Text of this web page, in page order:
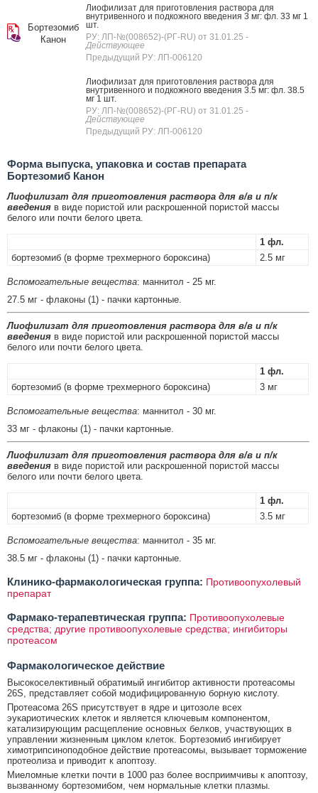
Бортезомиб
Канон
Лиофилизат для приготовления раствора для
внутривенного и подкожного введения 3 мг: фл. 33 мг 1
шт.
РУ: ЛП-№(008652)-(РГ-RU) от 31.01.25 -
Действующее
Предыдущий РУ: ЛП-006120
Лиофилизат для приготовления раствора для
внутривенного и подкожного введения 3.5 мг: фл. 38.5
мг 1 шт.
РУ: ЛП-№(008652)-(РГ-RU) от 31.01.25 -
Действующее
Предыдущий РУ: ЛП-006120
Форма выпуска, упаковка и состав препарата
Бортезомиб Канон
Лиофилизат для приготовления раствора для в/в и п/к
введения в виде пористой или раскрошенной пористой массы
белого или почти белого цвета.
1 фл.
бортезомиб (в форме трехмерного бороксина)
2.5 мг
Вспомогательные вещества: маннитол - 25 мг.
27.5 мг - флаконы (1) - пачки картонные.
Лиофилизат для приготовления раствора для в/в и п/к
введения в виде пористой или раскрошенной пористой массы
белого или почти белого цвета.
1 фл.
бортезомиб (в форме трехмерного бороксина)
3 мг
Вспомогательные вещества: маннитол - 30 мг.
33 мг - флаконы (1) - пачки картонные.
Лиофилизат для приготовления раствора для в/в и п/к
введения в виде пористой или раскрошенной пористой массы
белого или почти белого цвета.
1 фл.
бортезомиб (в форме трехмерного бороксина)
3.5 мг
Вспомогательные вещества: маннитол - 35 мг.
38.5 мг - флаконы (1) - пачки картонные.
Клинико-фармакологическая группа: Противоопухолевый
препарат
Фармако-терапевтическая группа: Противоопухолевые
средства; другие противоопухолевые средства; ингибиторы
протеасом
Фармакологическое действие
Высокоселективный обратимый ингибитор активности протеасомы
26S, представляет собой модифицированную борную кислоту.
Протеасома 26S присутствует в ядре и цитозоле всех
эукариотических клеток и является ключевым компонентом,
катализирующим расщепление основных белков, участвующих в
управлении жизненным циклом клеток. Бортезомиб ингибирует
химотрипсиноподобное действие протеасомы, вызывает торможение
протеолиза и приводит к апоптозу.
Миеломные клетки почти в 1000 раз более восприимчивы к апоптозу,
вызванному бортезомибом, чем нормальные клетки плазмы.